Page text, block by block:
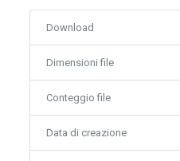
Download
Dimensioni file
Conteggio file
Data di creazione